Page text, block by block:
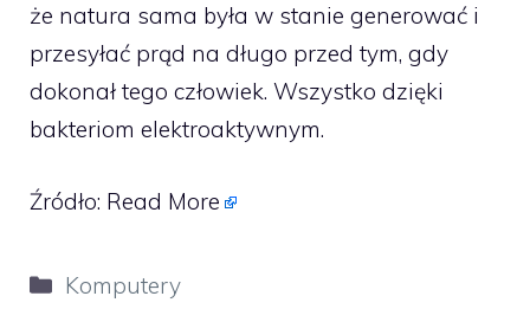
że natura sama była w stanie generować i
przesyłać prąd na długo przed tym, gdy
dokonał tego człowiek. Wszystko dzięki
bakteriom elektroaktywnym.
Źródło: Read More
Kategorie
Komputery